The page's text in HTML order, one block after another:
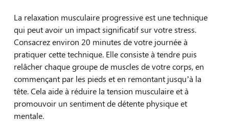
La relaxation musculaire progressive est une technique
qui peut avoir un impact significatif sur votre stress.
Consacrez environ 20 minutes de votre journée à
pratiquer cette technique. Elle consiste à tendre puis
relâcher chaque groupe de muscles de votre corps, en
commençant par les pieds et en remontant jusqu’à la
tête. Cela aide à réduire la tension musculaire et à
promouvoir un sentiment de détente physique et
mentale.